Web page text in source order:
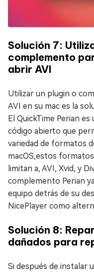
Solución 7:
complemento
abrir AVI
Utilizar un plugin o
AVI en su mac es la
El QuickTime Perian
código abierto que
variedad de formatos
macOS,estos
limitan a, AVI, Xvid, y
complemento Perian
equipo detrás de su
NicePlayer como
Solución 8:
dañados para
Si después de instalar